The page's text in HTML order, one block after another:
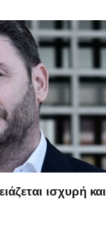
ισχυρή και